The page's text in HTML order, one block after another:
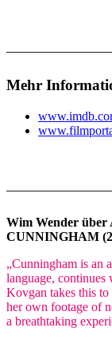
Mehr
Wim Wender über
CUNNINGHAM
„Cunningham is an
language,
Kovgan takes this
her own footage of
a breathtaking